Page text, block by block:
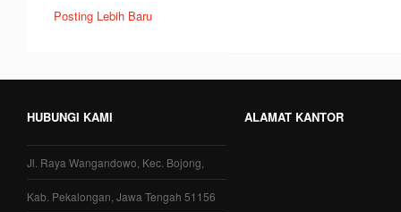
Posting Lebih Baru
HUBUNGI KAMI
Jl. Raya Wangandowo, Kec. Bojong,
Kab. Pekalongan, Jawa Tengah 51156
ALAMAT KANTOR